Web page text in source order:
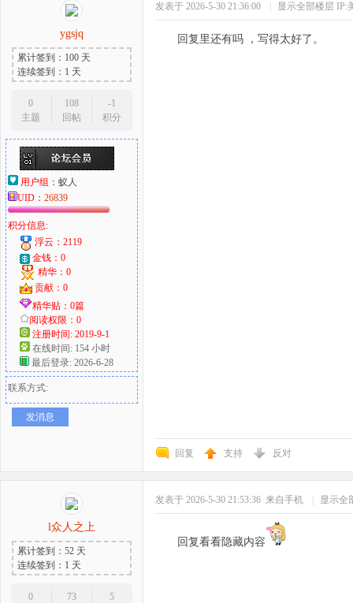
ygsjq
累计签到：100 天
连续签到：1 天
0
主题
108
回帖
-1
积分
用户组： 蚁人
UID： 26839
积分信息:
浮云：2119
金钱：0
精华：0
贡献：0
精华贴：0篇
阅读权限：0
注册时间: 2019-9-1
在线时间: 154 小时
最后登录: 2026-6-28
联系方式:
发消息
发表于 2026-5-30 21:36:00 显示全部楼层 IP:
回复里还有吗 ，写得太好了。
回复 支持 反对
l众人之上
累计签到：52 天
连续签到：1 天
0
73
5
发表于 2026-5-30 21:53:36 来自手机 显示全
回复看看隐藏内容